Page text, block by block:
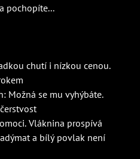
pochopíte...
chutí i nízkou cenou.
Možná se mu vyhýbáte.
Vláknina prospívá
a bílý povlak není